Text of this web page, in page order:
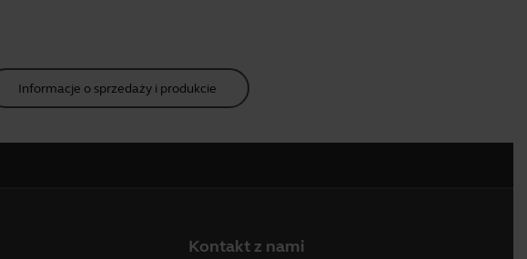
Informacje o sprzedaży i produkcie
Kontakt z nami